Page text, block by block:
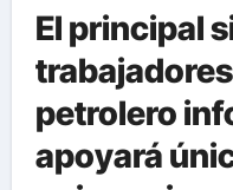
El principal
petrolero
apoyará